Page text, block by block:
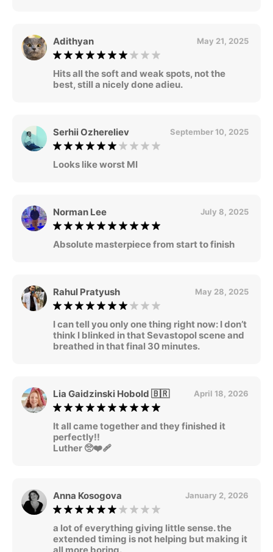
Adithyan May 21, 2025
Hits all the soft and weak spots, not the
best, still a nicely done adieu.
Serhii Ozhereliev September 10, 2025
Looks like worst MI
Norman Lee July 8, 2025
Absolute masterpiece from start to finish
Rahul Pratyush May 28, 2025
I can tell you only one thing right now: I don’t
think I blinked in that Sevastopol scene and
breathed in that final 30 minutes.
Lia Gaidzinski Hobold 🇧🇷 April 18, 2026
It all came together and they finished it
perfectly!!
Luther 🥺❤️‍🩹
Anna Kosogova January 2, 2026
a lot of everything giving little sense. the
extended timing is not helping but making it